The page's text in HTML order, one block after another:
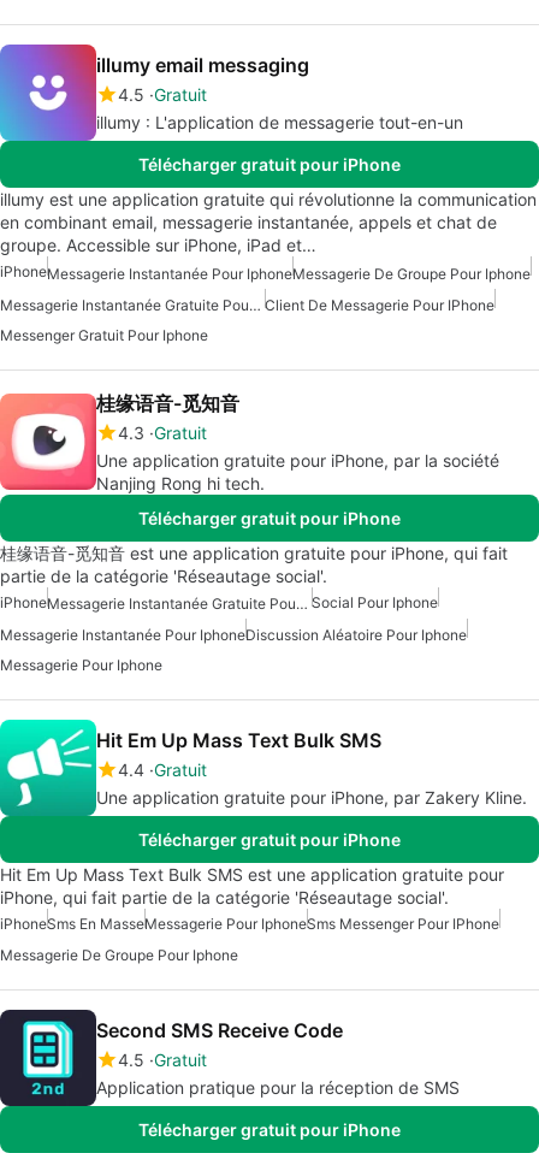
illumy email messaging
4.5 Gratuit
illumy : L'application de messagerie tout-en-un
Télécharger gratuit pour iPhone
illumy est une application gratuite qui révolutionne la communication
en combinant email, messagerie instantanée, appels et chat de
groupe. Accessible sur iPhone, iPad et…
iPhoneMessagerie Instantanée Pour IphoneMessagerie De Groupe Pour Iphone
Messagerie Instantanée Gratuite Pour IPhone Client De Messagerie Pour IPhone
Messenger Gratuit Pour Iphone
桂缘语音-觅知音
4.3 Gratuit
Une application gratuite pour iPhone, par la société
Nanjing Rong hi tech.
Télécharger gratuit pour iPhone
桂缘语音-觅知音 est une application gratuite pour iPhone, qui fait
partie de la catégorie 'Réseautage social'.
iPhone Messagerie Instantanée Gratuite Pour IPhone Social Pour Iphone
Messagerie Instantanée Pour IphoneDiscussion Aléatoire Pour Iphone
Messagerie Pour Iphone
Hit Em Up Mass Text Bulk SMS
4.4 Gratuit
Une application gratuite pour iPhone, par Zakery Kline.
Télécharger gratuit pour iPhone
Hit Em Up Mass Text Bulk SMS est une application gratuite pour
iPhone, qui fait partie de la catégorie 'Réseautage social'.
iPhoneSms En MasseMessagerie Pour IphoneSms Messenger Pour IPhone
Messagerie De Groupe Pour Iphone
Second SMS Receive Code
4.5 Gratuit
Application pratique pour la réception de SMS
Télécharger gratuit pour iPhone